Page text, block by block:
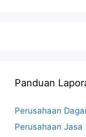
Panduan
Perusahaan
Perusahaan Jasa